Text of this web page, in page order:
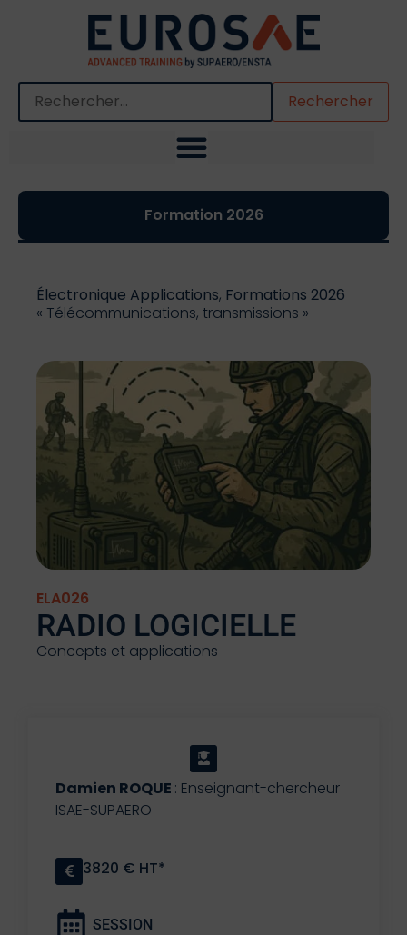
Quand les résultats de l'auto-complétion sont
Formation 2026
Électronique Applications, Formations 2026
« Télécommunications, transmissions »
ELA026
RADIO LOGICIELLE
Concepts et applications
Damien ROQUE : Enseignant-chercheur
ISAE-SUPAERO
3820 € HT*
SESSION